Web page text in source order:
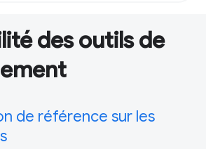
des outils de
de référence sur les